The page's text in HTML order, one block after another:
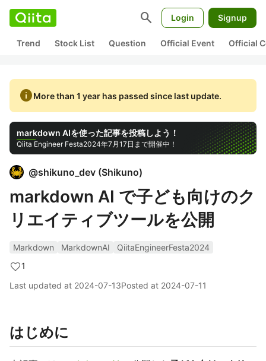
search Login Signup
Trend Stock List Question Official Event Official
infoMore than 1 year has passed since last update.
markdown AIを使った記事を投稿しよう！
Qiita Engineer Festa2024年7月17日まで開催中！
@shikuno_dev (Shikuno)
markdown AI で子ども向けのク
リエイティブツールを公開
Markdown MarkdownAI
QiitaEngineerFesta2024
1
Last updated at 2024-07-13Posted at 2024-07-11
はじめに